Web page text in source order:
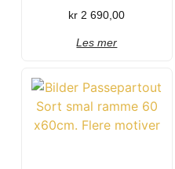
kr 2 690,00
Les mer